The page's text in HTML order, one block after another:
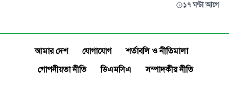
১৭ ঘণ্টা আগে
আমার দেশ যোগাযোগ
শর্তাবলি ও নীতিমালা
গোপনীয়তা নীতি
ডিএমসিএ সম্পাদকীয় নীতি